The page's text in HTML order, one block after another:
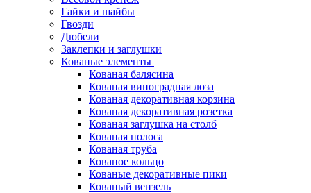
Гайки и шайбы
Гвозди
Дюбели
Заклепки и заглушки
Кованые элементы
Кованая балясина
Кованая виноградная лоза
Кованая декоративная корзина
Кованая декоративная розетка
Кованая заглушка на столб
Кованая полоса
Кованая труба
Кованое кольцо
Кованые декоративные пики
Кованый вензель